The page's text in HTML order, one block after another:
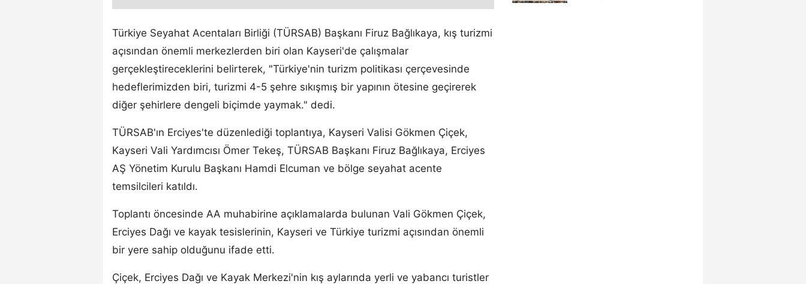
Türkiye Seyahat Acentaları Birliği (TÜRSAB) Başkanı Firuz Bağlıkaya, kış turizmi
açısından önemli merkezlerden biri olan Kayseri'de çalışmalar
gerçekleştireceklerini belirterek, "Türkiye'nin turizm politikası çerçevesinde
hedeflerimizden biri, turizmi 4-5 şehre sıkışmış bir yapının ötesine geçirerek
diğer şehirlere dengeli biçimde yaymak." dedi.
TÜRSAB'ın Erciyes'te düzenlediği toplantıya, Kayseri Valisi Gökmen Çiçek,
Kayseri Vali Yardımcısı Ömer Tekeş, TÜRSAB Başkanı Firuz Bağlıkaya, Erciyes
AŞ Yönetim Kurulu Başkanı Hamdi Elcuman ve bölge seyahat acente
temsilcileri katıldı.
Toplantı öncesinde AA muhabirine açıklamalarda bulunan Vali Gökmen Çiçek,
Erciyes Dağı ve kayak tesislerinin, Kayseri ve Türkiye turizmi açısından önemli
bir yere sahip olduğunu ifade etti.
Çiçek, Erciyes Dağı ve Kayak Merkezi'nin kış aylarında yerli ve yabancı turistler